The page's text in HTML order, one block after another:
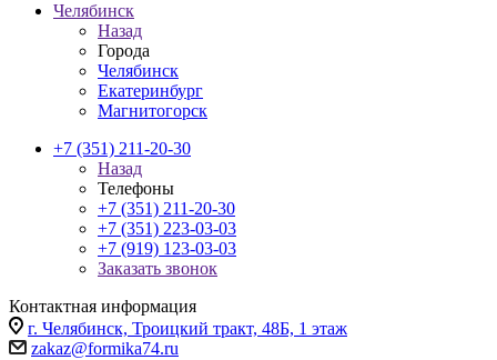
Челябинск
Назад
Города
Челябинск
Екатеринбург
Магнитогорск
+7 (351) 211-20-30
Назад
Телефоны
+7 (351) 211-20-30
+7 (351) 223-03-03
+7 (919) 123-03-03
Заказать звонок
Контактная информация
г. Челябинск, Троицкий тракт, 48Б, 1 этаж
zakaz@formika74.ru